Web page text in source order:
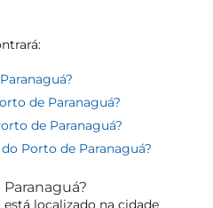
de Paranaguá?
de Paranaguá?
Porto de Paranaguá?
está localizado na cidade